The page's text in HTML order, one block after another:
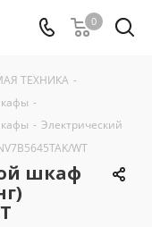
0
ТЕХНИКА -
-
- Электрический
WT
шкаф